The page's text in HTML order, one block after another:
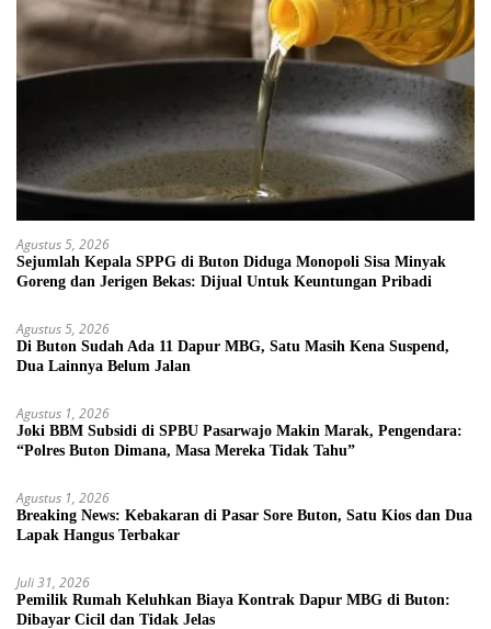
Agustus 5, 2026
Sejumlah Kepala SPPG di Buton Diduga Monopoli Sisa Minyak
Goreng dan Jerigen Bekas: Dijual Untuk Keuntungan Pribadi
Agustus 5, 2026
Di Buton Sudah Ada 11 Dapur MBG, Satu Masih Kena Suspend,
Dua Lainnya Belum Jalan
Agustus 1, 2026
Joki BBM Subsidi di SPBU Pasarwajo Makin Marak, Pengendara:
“Polres Buton Dimana, Masa Mereka Tidak Tahu”
Agustus 1, 2026
Breaking News: Kebakaran di Pasar Sore Buton, Satu Kios dan Dua
Lapak Hangus Terbakar
Juli 31, 2026
Pemilik Rumah Keluhkan Biaya Kontrak Dapur MBG di Buton:
Dibayar Cicil dan Tidak Jelas